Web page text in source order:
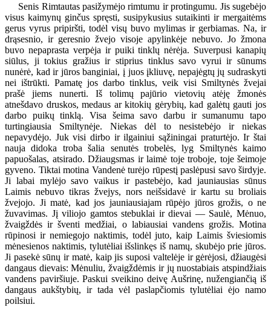
Senis Rimtautas pasižymėjo rimtumu ir protingumu. Jis sugebėjo
visus kaimynų ginčus spręsti, susipykusius sutaikinti ir mergaitėms
gerus vyrus pripiršti, todėl visų buvo mylimas ir gerbiamas. Na, ir
drąsesnio, ir geresnio žvejo visoje apylinkėje nebuvo. Jo žmona
buvo nepaprasta verpėja ir puiki tinklų nėrėja. Suverpusi kanapių
siūlus, ji tokius gražius ir stiprius tinklus savo vyrui ir sūnums
nunėrė, kad ir jūros banginiai, į juos įkliuvę, nepajėgtų jų sudraskyti
nei ištrūkti. Pamatę jos darbo tinklus, veik visi Smiltynės žvejai
prašė jiems nunerti. Iš tolimų pajūrio vietovių atėję žmonės
atnešdavo druskos, medaus ar kitokių gėrybių, kad galėtų gauti jos
darbo puikų tinklą. Visa šeima savo darbu ir sumanumu tapo
turtingiausia Smiltynėje. Niekas dėl to nesistebėjo ir niekas
nepavydėjo. Juk visi dirbo ir ilgainiui sąžiningai praturtėjo. Ir štai
nauja didoka troba šalia senutės trobelės, lyg Smiltynės kaimo
papuošalas, atsirado. Džiaugsmas ir laimė toje troboje, toje šeimoje
gyveno. Tiktai motina Vandenė turėjo rūpestį paslėpusi savo širdyje.
Ji labai mylėjo savo vaikus ir pastebėjo, kad jauniausias sūnus
Laimis nebuvo tikras žvejys, nors neišsidavė ir kartu su broliais
žvejojo. Ji matė, kad jos jauniausiajam rūpėjo jūros grožis, o ne
žuvavimas. Jį viliojo gamtos stebuklai ir dievai — Saulė, Mėnuo,
žvaigždės ir šventi medžiai, o labiausiai vandens grožis. Motina
rūpinosi ir nemiegojo naktimis, todėl juto, kaip Laimis šviesiomis
mėnesienos naktimis, tylutėliai išslinkęs iš namų, skubėjo prie jūros.
Ji pasekė sūnų ir matė, kaip jis suposi valtelėje ir gėrėjosi, džiaugėsi
dangaus dievais: Mėnuliu, žvaigždėmis ir jų nuostabiais atspindžiais
vandens paviršiuje. Paskui sveikino deivę Aušrinę, nužengiančią iš
dangaus aukštybių, ir tada vėl paslapčiomis tylutėliai ėjo namo
poilsiui.